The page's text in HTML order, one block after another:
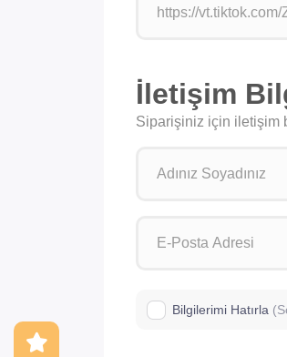
İletişim
Siparişiniz için iletişim
Bilgilerimi Hatırla